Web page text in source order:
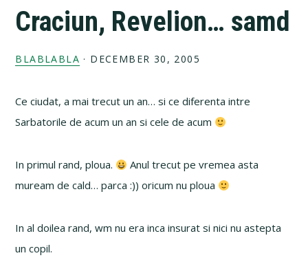
Craciun, Revelion… samd
BLABLABLA · DECEMBER 30, 2005
Ce ciudat, a mai trecut un an… si ce diferenta intre
Sarbatorile de acum un an si cele de acum
In primul rand, ploua.
Anul trecut pe vremea asta
muream de cald… parca :)) oricum nu ploua
In al doilea rand, wm nu era inca insurat si nici nu astepta
un copil.